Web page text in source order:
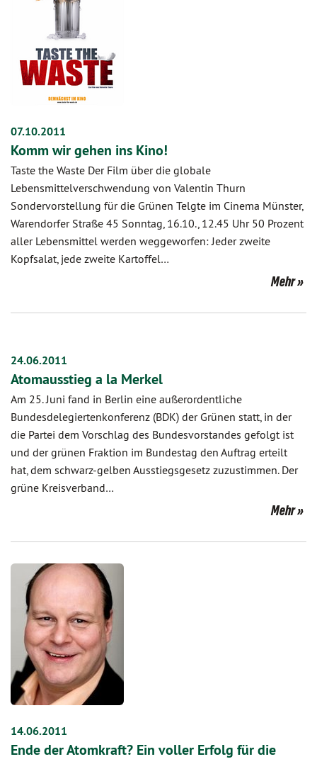
07.10.2011
Komm wir gehen ins Kino!
Taste the Waste Der Film über die globale
Lebensmittelverschwendung von Valentin Thurn
Sondervorstellung für die Grünen Telgte im Cinema Münster,
Warendorfer Straße 45 Sonntag, 16.10., 12.45 Uhr 50 Prozent
aller Lebensmittel werden weggeworfen: Jeder zweite
Kopfsalat, jede zweite Kartoffel…
Mehr
24.06.2011
Atomausstieg a la Merkel
Am 25. Juni fand in Berlin eine außerordentliche
Bundesdelegiertenkonferenz (BDK) der Grünen statt, in der
die Partei dem Vorschlag des Bundesvorstandes gefolgt ist
und der grünen Fraktion im Bundestag den Auftrag erteilt
hat, dem schwarz-gelben Ausstiegsgesetz zuzustimmen. Der
grüne Kreisverband…
Mehr
14.06.2011
Ende der Atomkraft? Ein voller Erfolg für die